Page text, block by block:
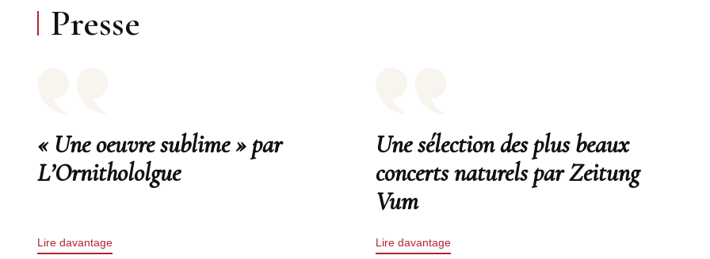
Presse
« Une oeuvre sublime » par
L’Ornithololgue
Lire davantage
Une sélection des plus beaux
concerts naturels par Zeitung
Vum
Lire davantage